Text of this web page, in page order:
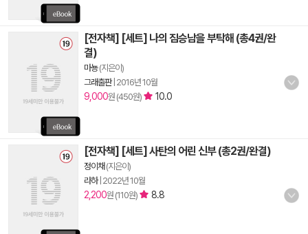
[전자책] [세트] 나의 짐승남을 부탁해 (총4권/완
결)
마뇽(지은이)
그래출판| 2016년 10월
9,000원 (450원) 10.0
[전자책] [세트] 사탄의 어린 신부 (총2권/완결)
정이채 (지은이)
라하| 2022년 10월
2,200원 (110원) 8.8